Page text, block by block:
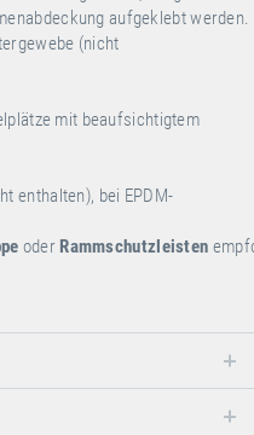
aufgeklebt werden.
(nicht
mit beaufsichtigtem
enthalten), bei EPDM-
oder Rammschutzleisten